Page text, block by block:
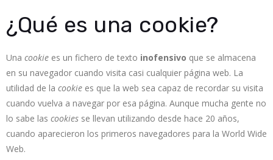
¿Qué es una cookie?
Una cookie es un fichero de texto inofensivo que se almacena
en su navegador cuando visita casi cualquier página web. La
utilidad de la cookie es que la web sea capaz de recordar su visita
cuando vuelva a navegar por esa página. Aunque mucha gente no
lo sabe las cookies se llevan utilizando desde hace 20 años,
cuando aparecieron los primeros navegadores para la World Wide
Web.